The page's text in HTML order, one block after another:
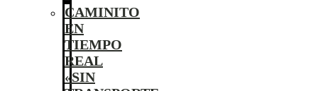
CAMINITO
EN
TIEMPO
REAL
«SIN